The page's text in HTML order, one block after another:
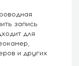
запись
для
и других